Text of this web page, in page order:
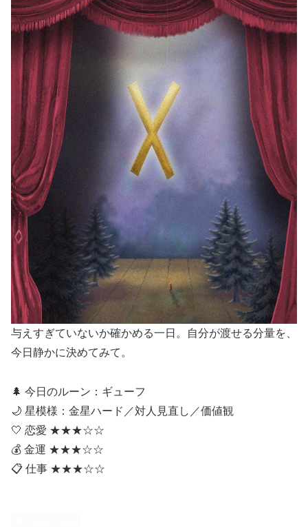
与えすぎていないか確かめる一日。自分が渡せる分量を、
今日静かに決めてみて。
🌲 今日のルーン：ギューフ
🌙 星模様：金星ハード／対人見直し／価値観
🤍 恋愛 ★★★☆☆
💰 金運 ★★★☆☆
📋 仕事 ★★★☆☆